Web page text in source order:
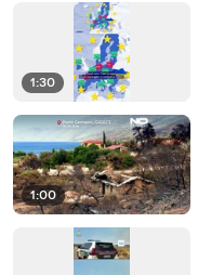
1:30
1:00